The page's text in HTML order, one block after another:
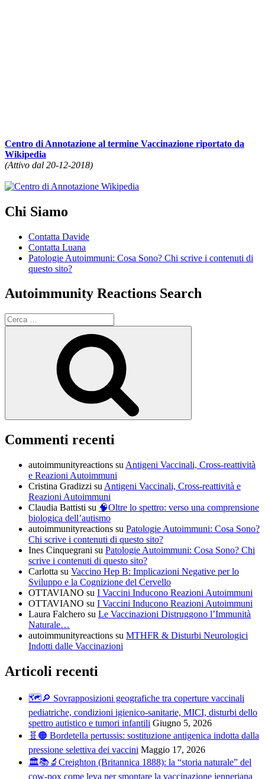
Centro di Annotazione al termine Vaccinazione riportato da
Wikipedia
(Attivo dal 20-12-2018)
Chi Siamo
Contatta Davide
Contatta Luana
Patologie Autoimmuni: Cosa Sono? Chi scrive i contenuti di
questo sito?
Autoimmunity Reactions Search
Cerca:
Commenti recenti
autoimmunityreactions su Antigeni Vaccinali, Cross-reattività
e Reazioni Autoimmuni
Cristina Gradizzi su Antigeni Vaccinali, Cross-reattività e
Reazioni Autoimmuni
Claudia Battisti su 🧠Oltre lo spettro: verso una comprensione
biologica dell’autismo
autoimmunityreactions su Patologie Autoimmuni: Cosa Sono?
Chi scrive i contenuti di questo sito?
Ines Cinquegrani su Patologie Autoimmuni: Cosa Sono? Chi
scrive i contenuti di questo sito?
Carlotta su Vaccino Hep B: Implicazioni Negative per lo
Sviluppo e la Cognizione del Cervello
OTTAVIANO su I Vaccini Inducono Reazioni Autoimmuni
OTTAVIANO su I Vaccini Inducono Reazioni Autoimmuni
Laura Falchero su Le Vaccinazioni Distruggono l’Immunità
Naturale…
autoimmunityreactions su MTHFR & Disturbi Neurologici
Indotti dalle Vaccinazioni
Articoli recenti
🗺️🔎 Sovrapposizioni geografiche tra coperture vaccinali
pediatriche, condizioni igienico-sanitarie, MICI, disturbi dello
spettro autistico e tumori infantili Giugno 5, 2026
🧬🟠 Bordetella pertussis: sostituzione antigenica indotta dalla
pressione selettiva dei vaccini Maggio 17, 2026
🏛️📚🔬Creighton (Britannica 1888): la “storia naturale” del
cow-pox come leva per smontare la vaccinazione jenneriana